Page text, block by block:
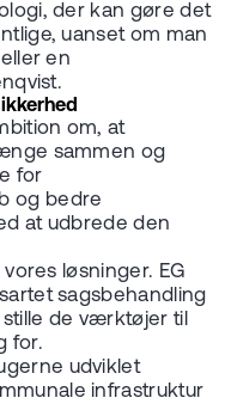
der kan gøre det
uanset om man
en
om, at
sammen og
for
og bedre
at udbrede den
løsninger. EG
sagsbehandling
de værktøjer til
for.
udviklet
infrastruktur